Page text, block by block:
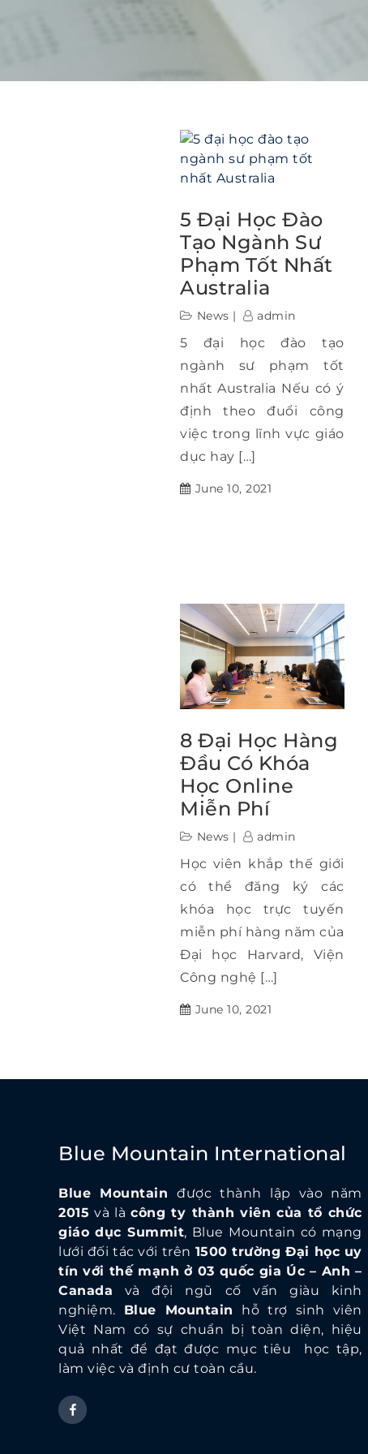
5 Đại Học Đào
Tạo Ngành Sư
Phạm Tốt Nhất
Australia
News admin
5 đại học đào tạo
ngành sư phạm tốt
nhất Australia Nếu có ý
định theo đuổi công
việc trong lĩnh vực giáo
dục hay […]
June 10, 2021
8 Đại Học Hàng
Đầu Có Khóa
Học Online
Miễn Phí
News admin
Học viên khắp thế giới
có thể đăng ký các
khóa học trực tuyến
miễn phí hàng năm của
Đại học Harvard, Viện
Công nghệ […]
June 10, 2021
Blue Mountain International
Blue Mountainđược thành lập vào năm
2015 và làcông ty thành viên của tổ chức
giáo dục Summit, Blue Mountain có mạng
lưới đối tác với trên 1500 trường Đại học uy
tín với thế mạnh ở 03 quốc gia Úc – Anh –
Canada và đội ngũ cố vấn giàu kinh
nghiệm. Blue Mountain hỗ trợ sinh viên
Việt Nam có sự chuẩn bị toàn diện, hiệu
quả nhất để đạt được mục tiêu học tập,
làm việc và định cư toàn cầu.